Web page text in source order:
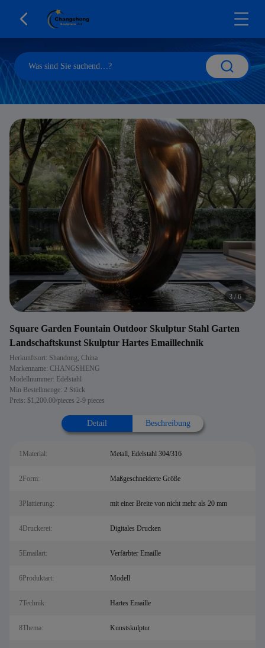
4 / 6
Square Garden Fountain Outdoor Skulptur Stahl Garten
Landschaftskunst Skulptur Hartes Emaillechnik
Herkunftsort: Shandong, China
Markenname: CHANGSHENG
Modellnummer: Edelstahl
Min Bestellmenge: 2 Stück
Preis: $1,200.00/pieces 2-9 pieces
Detail Beschreibung
1Material: Metall, Edelstahl 304/316
2Form: Maßgeschneiderte Größe
3Plattierung: mit einer Breite von nicht mehr als 20 mm
4Druckerei: Digitales Drucken
5Emailart: Verfärbter Emaille
6Produktart: Modell
7Technik: Hartes Emaille
8Thema: Kunstskulptur